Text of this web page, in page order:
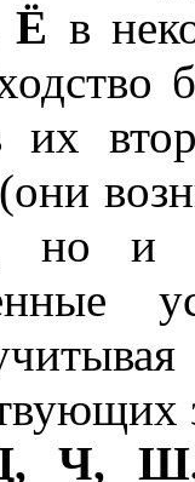
Ё в
их
но и в
Ч,